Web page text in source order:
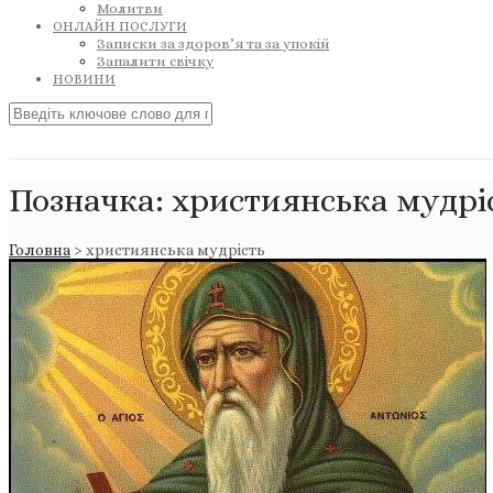
Молитви
ОНЛАЙН ПОСЛУГИ
Записки за здоров’я та за упокій
Запалити свічку
НОВИНИ
Позначка: християнська
Головна > християнська мудрість